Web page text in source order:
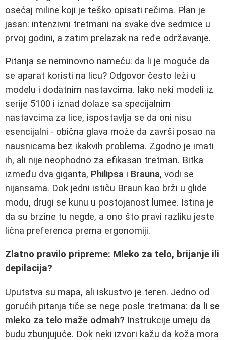
osećaj miline koji je teško opisati rečima. Plan je
jasan: intenzivni tretmani na svake dve sedmice u
prvoj godini, a zatim prelazak na ređe održavanje.
Pitanja se neminovno nameću: da li je moguće da
se aparat koristi na licu? Odgovor često leži u
modelu i dodatnim nastavcima. Iako neki modeli iz
serije 5100 i iznad dolaze sa specijalnim
nastavcima za lice, ispostavlja se da oni nisu
esencijalni - obična glava može da završi posao na
nausnicama bez ikakvih problema. Zgodno je imati
ih, ali nije neophodno za efikasan tretman. Bitka
između dva giganta, Philipsa i Brauna, vodi se
nijansama. Dok jedni ističu Braun kao brži u glide
modu, drugi se kunu u postojanost lumee. Istina je
da su brzine tu negde, a ono što pravi razliku jeste
lična preferenca prema ergonomiji.
Zlatno pravilo pripreme: Mleko za telo, brijanje ili
depilacija?
Uputstva su mapa, ali iskustvo je teren. Jedno od
gorućih pitanja tiče se nege posle tretmana: da li se
mleko za telo maže odmah? Instrukcije umeju da
budu zbunjujuće. Dok neki izvori kažu da koža mora